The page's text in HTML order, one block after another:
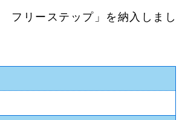
フリーステップ」を納入しまし